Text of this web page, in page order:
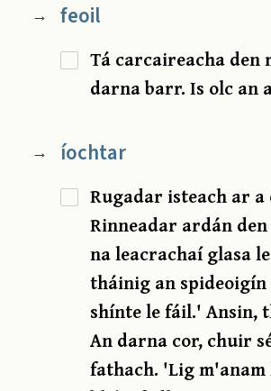
→ feoil
Tá carcaireacha den
darna barr. Is olc an
→ íochtar
Rugadar isteach ar
Rinneadar ardán
na leacrachaí glasa
tháinig an
shínte le fáil.' Ansin,
An darna cor, chuir
fathach. 'Lig